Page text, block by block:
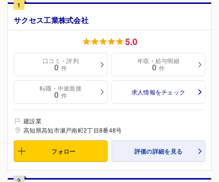
1
サクセス工業株式会社
5.0
口コミ・評判
0 件
年収・給与明細
0 件
転職・中途面接
0 件 求人情報をチェック
建設業
高知県高知市瀬戸南町2丁目8番48号
フォロー 評価の詳細を見る